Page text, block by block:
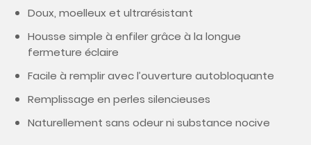
Doux, moelleux et ultrarésistant
Housse simple à enfiler grâce à la longue
fermeture éclaire
Facile à remplir avec l’ouverture autobloquante
Remplissage en perles silencieuses
Naturellement sans odeur ni substance nocive